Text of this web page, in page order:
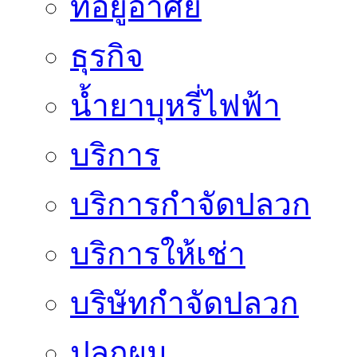
ธุรกิจ
น้ำยาบุหรี่ไฟฟ้า
บริการ
บริการกำจัดปลวก
บริการให้เช่า
บริษัทกำจัดปลวก